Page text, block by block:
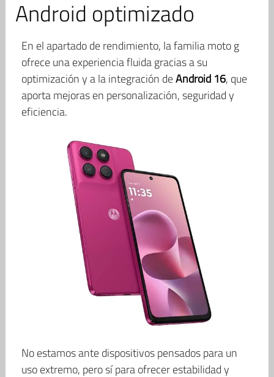
Android optimizado
En el apartado de rendimiento, la familia moto g
ofrece una experiencia fluida gracias a su
optimización y a la integración deAndroid 16, que
aporta mejoras en personalización, seguridad y
eficiencia.
No estamos ante dispositivos pensados para un
uso extremo, pero sí para ofrecer estabilidad y